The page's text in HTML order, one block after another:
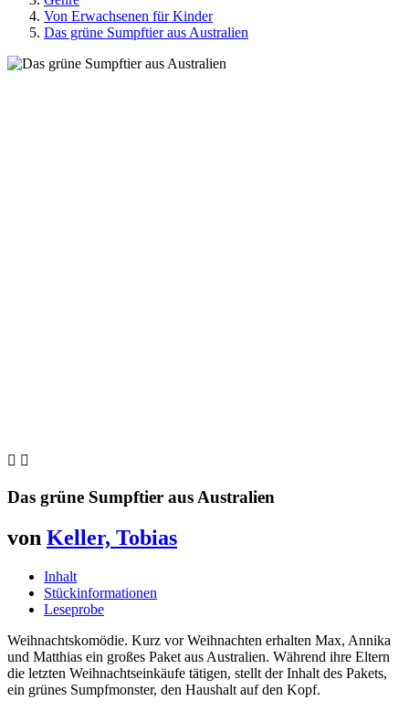
Von Erwachsenen für Kinder
Das grüne Sumpftier aus Australien
 
Das grüne Sumpftier aus Australien
von Keller, Tobias
Inhalt
Stückinformationen
Leseprobe
Weihnachtskomödie. Kurz vor Weihnachten erhalten Max, Annika
und Matthias ein großes Paket aus Australien. Während ihre Eltern
die letzten Weihnachtseinkäufe tätigen, stellt der Inhalt des Pakets,
ein grünes Sumpfmonster, den Haushalt auf den Kopf.